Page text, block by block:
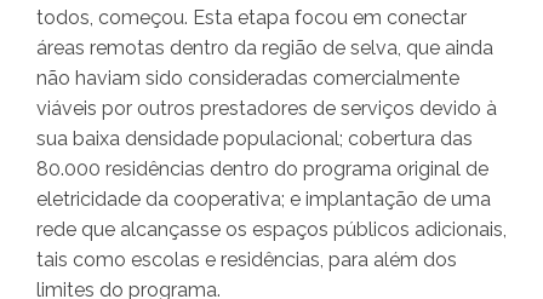
todos, começou. Esta etapa focou em conectar
áreas remotas dentro da região de selva, que ainda
não haviam sido consideradas comercialmente
viáveis por outros prestadores de serviços devido à
sua baixa densidade populacional; cobertura das
80.000 residências dentro do programa original de
eletricidade da cooperativa; e implantação de uma
rede que alcançasse os espaços públicos adicionais,
tais como escolas e residências, para além dos
limites do programa.